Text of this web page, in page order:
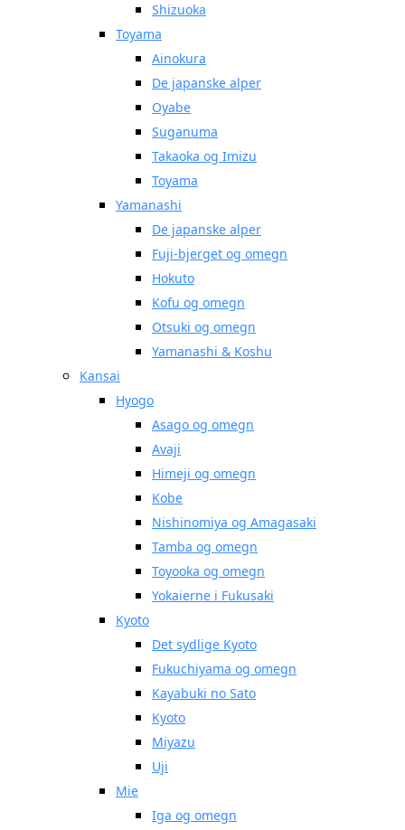
Shizuoka
Toyama
Ainokura
De japanske alper
Oyabe
Suganuma
Takaoka og Imizu
Toyama
Yamanashi
De japanske alper
Fuji-bjerget og omegn
Hokuto
Kofu og omegn
Otsuki og omegn
Yamanashi & Koshu
Kansai
Hyogo
Asago og omegn
Avaji
Himeji og omegn
Kobe
Nishinomiya og Amagasaki
Tamba og omegn
Toyooka og omegn
Yokaierne i Fukusaki
Kyoto
Det sydlige Kyoto
Fukuchiyama og omegn
Kayabuki no Sato
Kyoto
Miyazu
Uji
Mie
Iga og omegn